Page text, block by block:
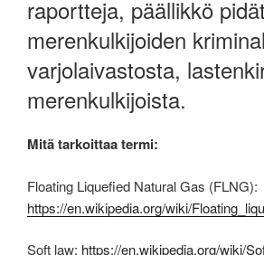
raportteja, päällikkö
merenkulkijoiden
varjolaivastosta,
merenkulkijoista.
Mitä tarkoittaa termi:
Floating Liquefied Natural Gas (FLNG):
https://en.wikipedia.org/wiki/
Soft law: https://en.wikipedia.org/wiki/